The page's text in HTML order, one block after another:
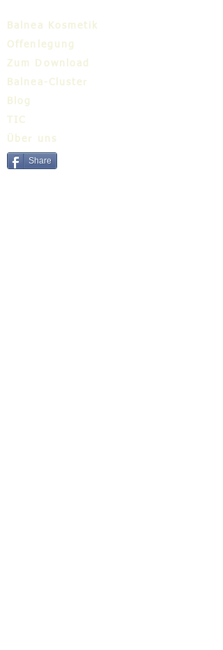
Balnea Kosmetik
Offenlegung
Zum Download
Balnea-Cluster
Blog
TIC
Über uns
Share